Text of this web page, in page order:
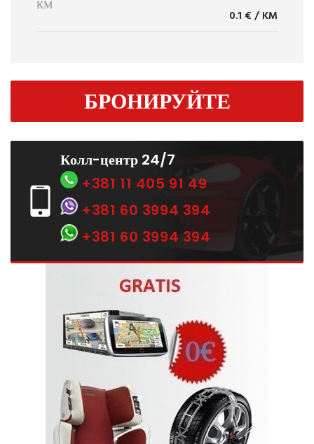
КМ
0.1 € / KM
БРОНИРУЙТЕ
Колл-центр 24/7
+381 11 405 91 49
+381 60 3994 394
+381 60 3994 394